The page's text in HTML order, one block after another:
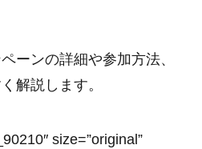
ーンの詳細や参加方法、
解説します。
size=”original”